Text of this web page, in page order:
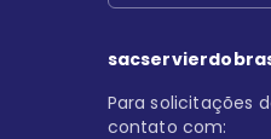
Para solicitações
contato com: